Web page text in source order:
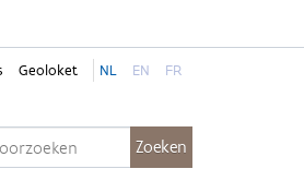
Geoloket NL EN FR